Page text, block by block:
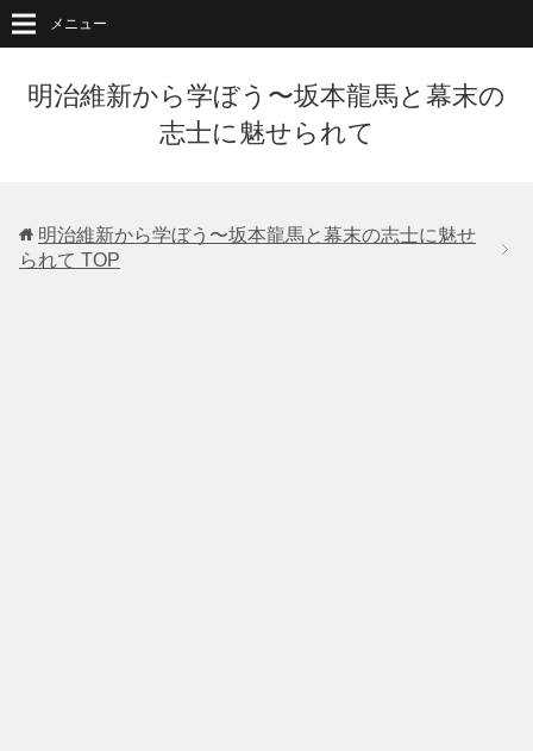
明治維新から学ぼう〜坂本龍馬と幕末の
志士に魅せられて
メニュー
明治維新から学ぼう〜坂本龍馬と幕末の志士に魅せ
られて TOP